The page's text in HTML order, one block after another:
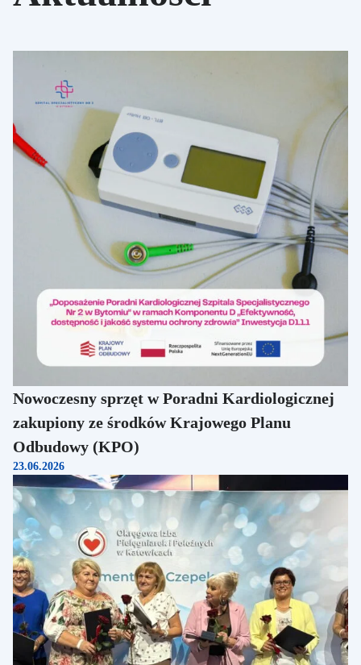
Nowoczesny sprzęt w Poradni Kardiologicznej
zakupiony ze środków Krajowego Planu
Odbudowy (KPO)
23.06.2026